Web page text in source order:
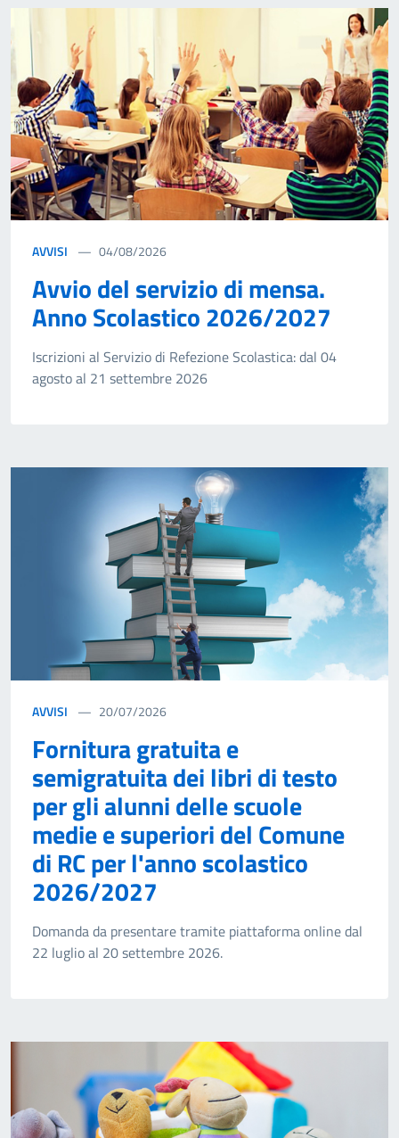
AVVISI 04/08/2026
Avvio del servizio di mensa.
Anno Scolastico 2026/2027
Iscrizioni al Servizio di Refezione Scolastica: dal 04
agosto al 21 settembre 2026
AVVISI 20/07/2026
Fornitura gratuita e
semigratuita dei libri di testo
per gli alunni delle scuole
medie e superiori del Comune
di RC per l'anno scolastico
2026/2027
Domanda da presentare tramite piattaforma online dal
22 luglio al 20 settembre 2026.